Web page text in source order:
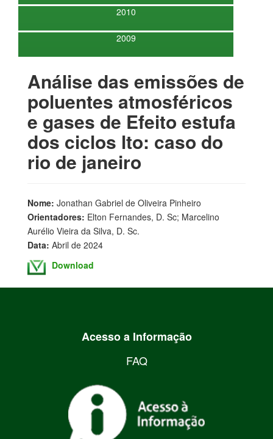
2010
2009
Análise das emissões de
poluentes atmosféricos
e gases de Efeito estufa
dos ciclos lto: caso do
rio de janeiro
Nome: Jonathan Gabriel de Oliveira Pinheiro
Orientadores: Elton Fernandes, D. Sc; Marcelino
Aurélio Vieira da Silva, D. Sc.
Data: Abril de 2024
Download
Acesso a Informação
FAQ